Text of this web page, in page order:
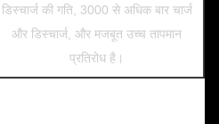
डिस्चार्ज की गति, 3000 से अधिक बार चार्ज
और डिस्चार्ज, और मजबूत उच्च तापमान
प्रतिरोध है।